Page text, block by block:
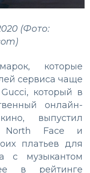
(Фото:
которые
сервиса чаще
который в
онлайн-
выпустил
North Face и
платьев для
с музыкантом
в рейтинге